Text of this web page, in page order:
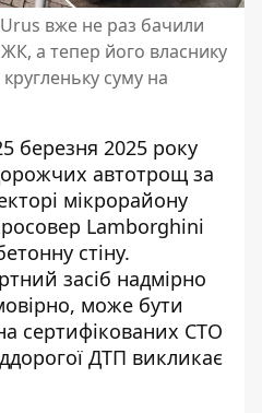
вже не раз бачили
ЖК, а тепер його власнику
суму на
березня 2025 року
автотрощ за
мікрорайону
Lamborghini
стіну.
засіб надмірно
може бути
сертифікованих СТО
ДТП викликає